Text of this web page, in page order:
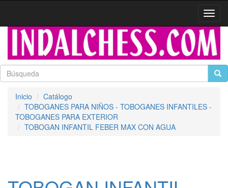
Inicio
Catálogo
TOBOGANES PARA NIÑOS - TOBOGANES INFANTILES -
TOBOGANES PARA EXTERIOR
TOBOGAN INFANTIL FEBER MAX CON AGUA